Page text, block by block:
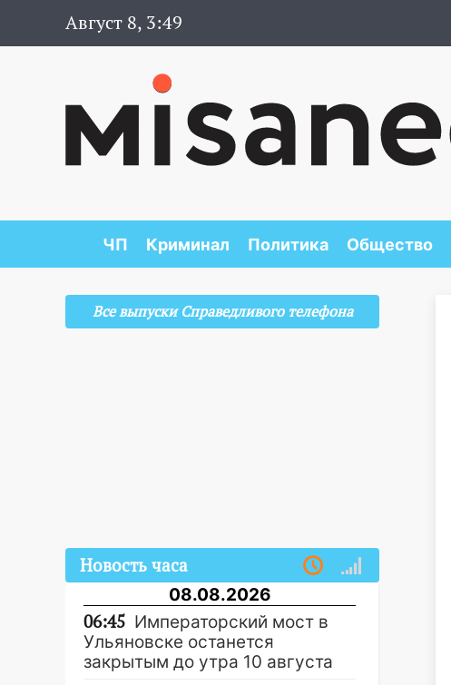
Август 8, 3:49
ЧП Криминал Политика Общество
Все выпуски Справедливого телефона
Новость часа
08.08.2026
06:45 Императорский мост в
Ульяновске останется
закрытым до утра 10 августа